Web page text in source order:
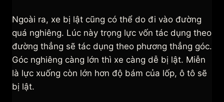
Ngoài ra, xe bị lật cũng có thể do đi vào đường
quá nghiêng. Lúc này trọng lực vốn tác dụng theo
đường thẳng sẽ tác dụng theo phương thẳng góc.
Góc nghiêng càng lớn thì xe càng dễ bị lật. Miễn
là lực xuống còn lớn hơn độ bám của lốp, ô tô sẽ
bị lật.